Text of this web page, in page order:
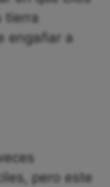
tierra
engañar a
pero este